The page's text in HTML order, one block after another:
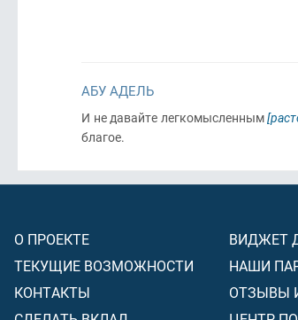
АБУ АДЕЛЬ
И не давайте легкомысленным
благое.
О ПРОЕКТЕ
ТЕКУЩИЕ ВОЗМОЖНОСТИ
КОНТАКТЫ
ВИДЖЕТ
НАШИ
ОТЗЫВЫ